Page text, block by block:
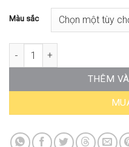
Màu sắc
Ghế Cafe Nhựa Đúc Ngoài
THÊM